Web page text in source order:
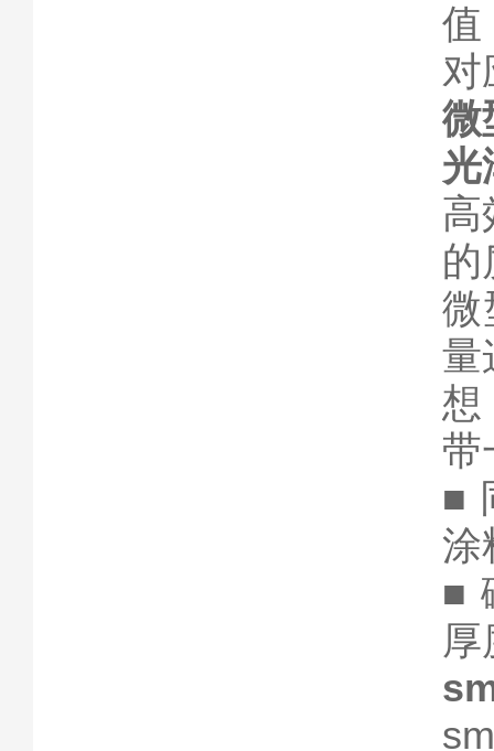
值
对
微
光
高
的
微
量
想
带
■
涂
■
厚